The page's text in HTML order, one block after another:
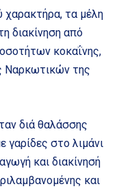
χαρακτήρα, τα μέλη
διακίνηση από
κοκαΐνης,
Ναρκωτικών της
διά θαλάσσης
γαρίδες στο λιμάνι
και διακίνησή
και